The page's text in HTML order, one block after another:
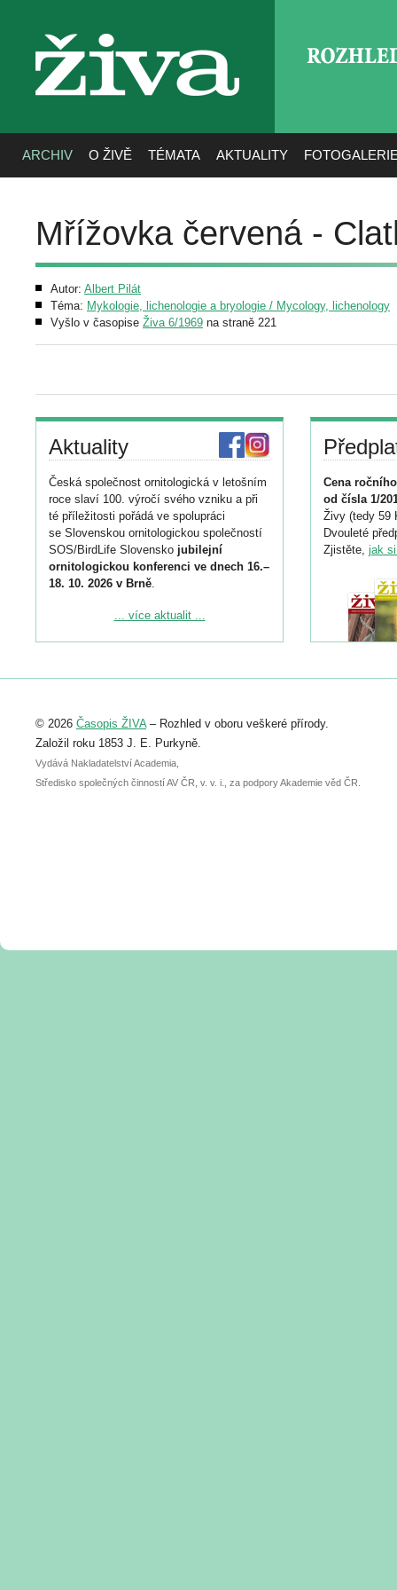
živa
ARCHIV O ŽIVĚ TÉMATA AKTUALITY
Mřížovka červená -
Autor: Albert Pilát
Téma: Mykologie, lichenologie a bryologie / Mycology, lichenology
Vyšlo v časopise Živa 6/1969 na straně 221
Aktuality
Česká společnost ornitologická v letošním
roce slaví 100. výročí svého vzniku a při
té příležitosti pořádá ve spolupráci
se Slovenskou ornitologickou společností
SOS/BirdLife Slovensko jubilejní
ornitologickou konferenci ve dnech 16.–
18. 10. 2026 v Brně.
Podrobnější informace ke konferenci
Registrovat se můžete do 6. září.
abstraktu přihlášené přednášky nebo
posteru je už 30. června.
... více aktualit ...
Cena
od čísla 1/
Živy (tedy 59
Dvouleté
Zjistěte, jak
© 2026 Časopis ŽIVA– Rozhled v oboru veškeré přírody.
Založil roku 1853 J. E. Purkyně.
Vydává Nakladatelství Academia,
Středisko společných činností AV ČR, v. v. i., za podpory Akademie věd ČR.